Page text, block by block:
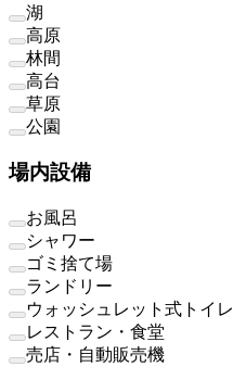
湖
高原
林間
高台
草原
公園
場内設備
お風呂
シャワー
ゴミ捨て場
ランドリー
ウォッシュレット式トイレ
レストラン・食堂
売店・自動販売機